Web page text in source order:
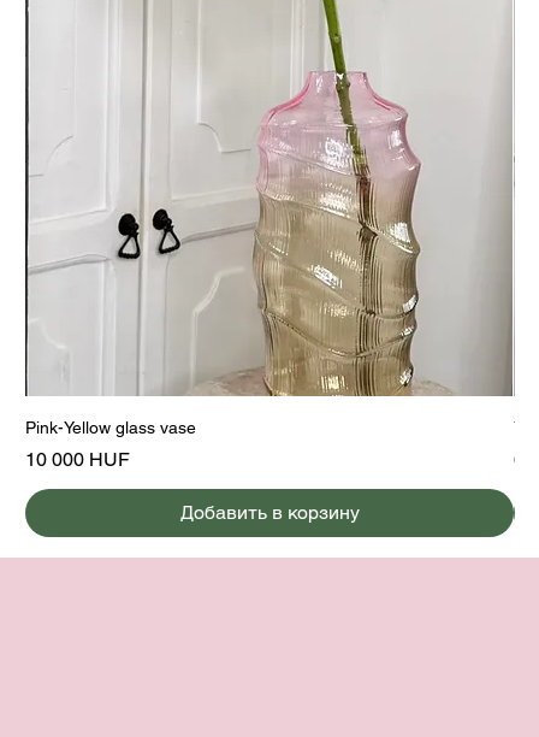
Pink-Yellow glass vase
Цена
10 000 HUF
Добавить в корзину
6